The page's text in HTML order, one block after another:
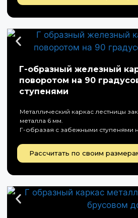
Г-образный железный
поворотом на 90
ступенями
Металлический каркас лестницы
металла 6 мм.
Г-образая с забежными ступенями
Рассчитать по своим